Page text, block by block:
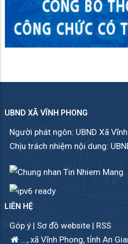
UBND XÃ VĨNH PHONG
Người phát ngôn: UBND Xã
Chịu trách nhiệm nội dung:
LIÊN HỆ
Góp ý | Sơ đồ website | RSS
..., xã Vĩnh Phong, tỉnh An